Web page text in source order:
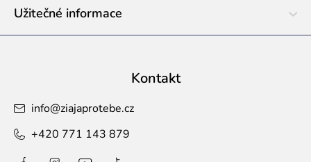
Užitečné informace
Kontakt
info@ziajaprotebe.cz
+420 771 143 879